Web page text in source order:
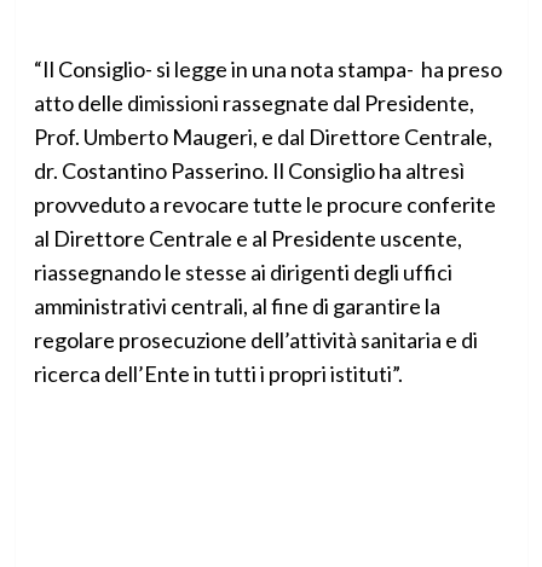
“Il Consiglio- si legge in una nota stampa- ha preso
atto delle dimissioni rassegnate dal Presidente,
Prof. Umberto Maugeri, e dal Direttore Centrale,
dr. Costantino Passerino. Il Consiglio ha altresì
provveduto a revocare tutte le procure conferite
al Direttore Centrale e al Presidente uscente,
riassegnando le stesse ai dirigenti degli uffici
amministrativi centrali, al fine di garantire la
regolare prosecuzione dell’attività sanitaria e di
ricerca dell’Ente in tutti i propri istituti”.